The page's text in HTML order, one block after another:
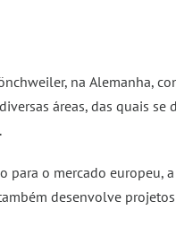
na Alemanha,
áreas, das quais se
para o mercado europeu,
desenvolve